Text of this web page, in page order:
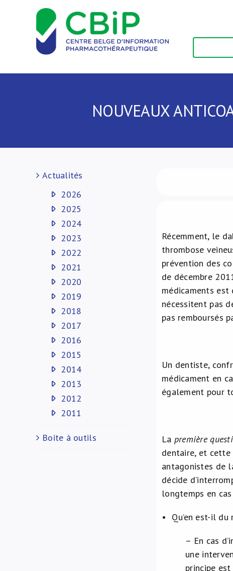
NOUVEAUX
Récemment, le
thrombose
prévention des
de décembre
médicaments
nécessitent pas
pas remboursés
Un dentiste,
médicament en
également pour
La première
dentaire, et cette
antagonistes de
décide
longtemps en
• Qu’en est-il du
– En cas
une
principe
Actualités
2026
2025
2024
2023
2022
2021
2020
2019
2018
2017
2016
2015
2014
2013
2012
2011
Boite à outils